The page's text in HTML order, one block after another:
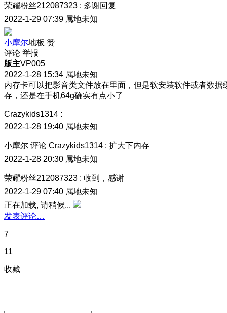
荣耀粉丝212087323 : 多谢回复
2022-1-29 07:39 属地未知
小摩尔地板 赞
评论 举报
版主VP005
2022-1-28 15:34 属地未知
内存卡可以把影音类文件放在里面，但是软安装软件或者数据
存，还是在手机64g确实有点小了
Crazykids1314 :
2022-1-28 19:40 属地未知
小摩尔 评论 Crazykids1314 : 扩大下内存
2022-1-28 20:30 属地未知
荣耀粉丝212087323 : 收到，感谢
2022-1-29 07:40 属地未知
正在加载, 请稍候...
发表评论…
7
11
收藏